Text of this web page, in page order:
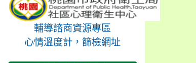
輔導諮商資源專區
心情溫度計，篩檢網址